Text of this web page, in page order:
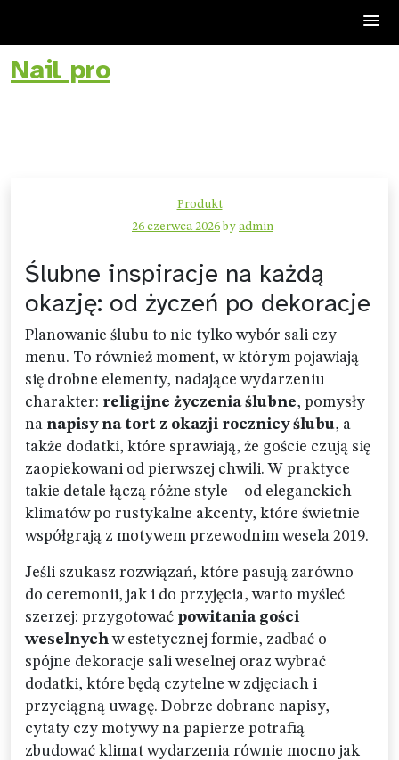
Skip
toNail pro
Produkt
- 26 czerwca 2026 by admin
Ślubne inspiracje na każdą
okazję: od życzeń po dekoracje
Planowanie ślubu to nie tylko wybór sali czy
menu. To również moment, w którym pojawiają
się drobne elementy, nadające wydarzeniu
charakter: religijne życzenia ślubne, pomysły
na napisy na tort z okazji rocznicy ślubu, a
także dodatki, które sprawiają, że goście czują się
zaopiekowani od pierwszej chwili. W praktyce
takie detale łączą różne style – od eleganckich
klimatów po rustykalne akcenty, które świetnie
współgrają z motywem przewodnim wesela 2019.
Jeśli szukasz rozwiązań, które pasują zarówno
do ceremonii, jak i do przyjęcia, warto myśleć
szerzej: przygotować powitania gości
weselnychw estetycznej formie, zadbać o
spójne dekoracje sali weselnej oraz wybrać
dodatki, które będą czytelne w zdjęciach i
przyciągną uwagę. Dobrze dobrane napisy,
cytaty czy motywy na papierze potrafią
zbudować klimat wydarzenia równie mocno jak